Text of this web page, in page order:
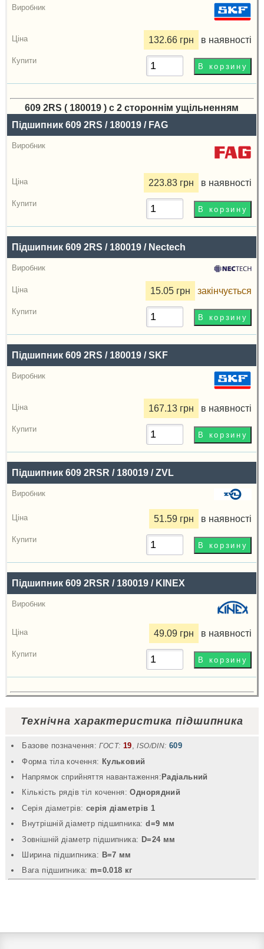
132.66 грн в наявності
609 2RS ( 180019 ) с 2 стороннім ущільненням
Назва
Виробник
зазор
Ціна,
Купити
Підшипник 609 2RS / 180019 / FAG
223.83 грн в наявності
Підшипник 609 2RS / 180019 / Nectech
15.05 грн закінчується
Підшипник 609 2RS / 180019 / SKF
167.13 грн в наявності
Підшипник 609 2RSR / 180019 / ZVL
51.59 грн в наявності
Підшипник 609 2RSR / 180019 / KINEX
49.09 грн в наявності
Технічна характеристика підшипника
Базове позначення: ГОСТ: 19,ISO/DIN: 609
Форма тіла кочення: Кульковий
Напрямок сприйняття навантаження: Радіальний
Кількість рядів тіл кочення:Однорядний
Серія діаметрів: серія діаметрів 1
Внутрішній діаметр підшипника:d=9 мм
Зовнішній діаметр підшипника: D=24 мм
Ширина підшипника: B=7 мм
Вага підшипника: m=0.018 кг